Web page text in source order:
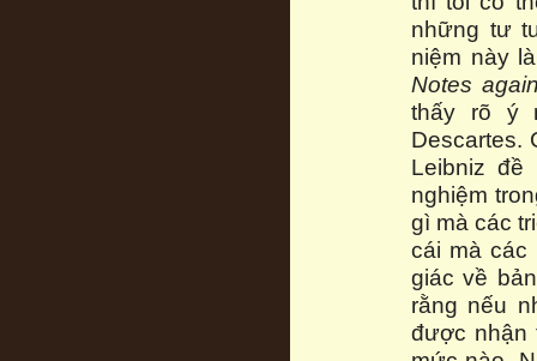
những tư
niệm này là
Notes
thấy rõ ý
Descartes.
Leibniz
nghiệm
gì mà các
cái mà các
giác về
rằng nếu
được nhận